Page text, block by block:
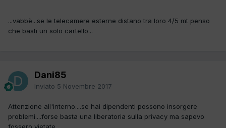
...vabbè...se le telecamere esterne distano tra loro 4/5 mt penso
che basti un solo cartello...
Dani85
Inviato 5 Novembre 2017
Attenzione all'interno....se hai dipendenti possono insorgere
problemi....forse basta una liberatoria sulla privacy ma sapevo